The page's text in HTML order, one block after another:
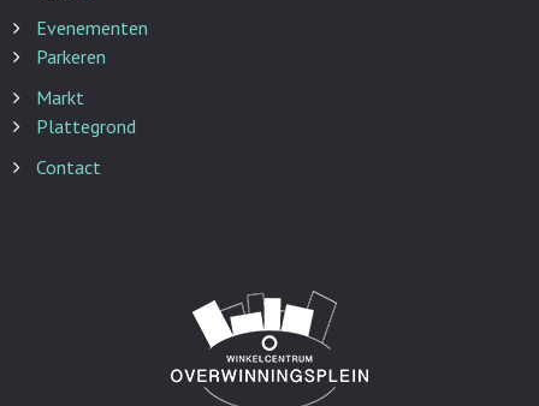
Evenementen
Parkeren
Markt
Plattegrond
Contact